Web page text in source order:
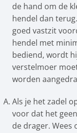
de hand om de
hendel dan
goed vastzit
hendel met
bediend, wordt
verstelmoer
worden
Als je het zadel
voor dat het
de drager. Wees